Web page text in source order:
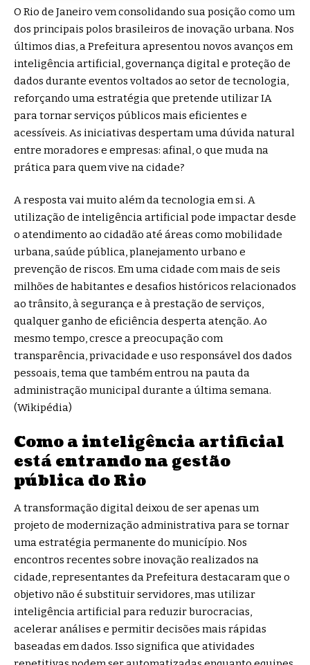
O Rio de Janeiro vem consolidando sua posição como um
dos principais polos brasileiros de inovação urbana. Nos
últimos dias, a Prefeitura apresentou novos avanços em
inteligência artificial, governança digital e proteção de
dados durante eventos voltados ao setor de tecnologia,
reforçando uma estratégia que pretende utilizar IA
para tornar serviços públicos mais eficientes e
acessíveis. As iniciativas despertam uma dúvida natural
entre moradores e empresas: afinal, o que muda na
prática para quem vive na cidade?
A resposta vai muito além da tecnologia em si. A
utilização de inteligência artificial pode impactar desde
o atendimento ao cidadão até áreas como mobilidade
urbana, saúde pública, planejamento urbano e
prevenção de riscos. Em uma cidade com mais de seis
milhões de habitantes e desafios históricos relacionados
ao trânsito, à segurança e à prestação de serviços,
qualquer ganho de eficiência desperta atenção. Ao
mesmo tempo, cresce a preocupação com
transparência, privacidade e uso responsável dos dados
pessoais, tema que também entrou na pauta da
administração municipal durante a última semana.
(Wikipédia)
Como a inteligência artificial
está entrando na gestão
pública do Rio
A transformação digital deixou de ser apenas um
projeto de modernização administrativa para se tornar
uma estratégia permanente do município. Nos
encontros recentes sobre inovação realizados na
cidade, representantes da Prefeitura destacaram que o
objetivo não é substituir servidores, mas utilizar
inteligência artificial para reduzir burocracias,
acelerar análises e permitir decisões mais rápidas
baseadas em dados. Isso significa que atividades